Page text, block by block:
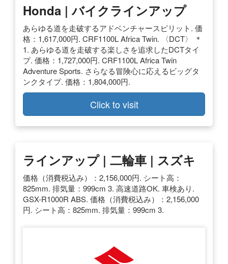
Honda | バイクラインアップ
あらゆる道を走破するアドベンチャースピリット. 価
格：1,617,000円. CRF1100L Africa Twin. 〈DCT〉 ＊
1. あらゆる道を走破する楽しさを追求したDCTタイ
プ. 価格：1,727,000円. CRF1100L Africa Twin
Adventure Sports. さらなる冒険心に応えるビッグタ
ンクタイプ. 価格：1,804,000円.
Click to visit
ラインアップ | 二輪車 | スズキ
価格（消費税込み）：2,156,000円. シート高：
825mm. 排気量：999cm 3. 高速道路OK. 車検あり.
GSX-R1000R ABS. 価格（消費税込み）：2,156,000
円. シート高：825mm. 排気量：999cm 3.